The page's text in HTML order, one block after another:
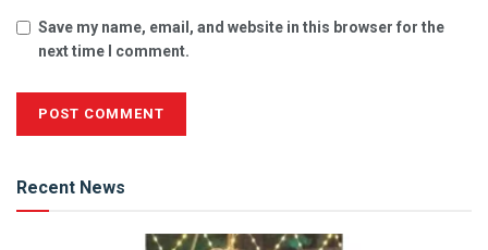
Save my name, email, and website in this browser for the
next time I comment.
Recent News